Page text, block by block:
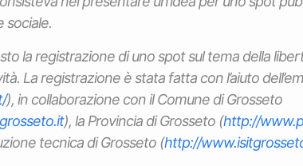
sociale.
la registrazione di uno spot sul tema della
La registrazione è stata fatta con l’aiuto
), in collaborazione con il Comune di Grosseto
), la Provincia di Grosseto (http://
tecnica di Grosseto (http://